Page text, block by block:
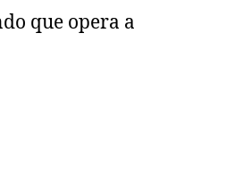
que opera a